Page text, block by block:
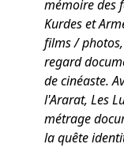
mémoire des
Kurdes et
films /
regard
de cinéaste.
l'Ararat, Les
métrage
la quête